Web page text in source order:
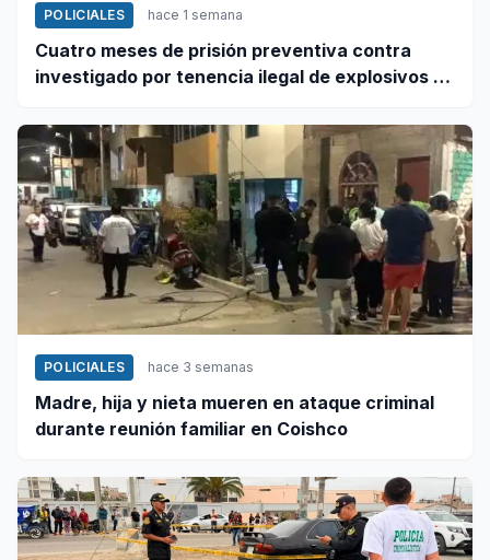
POLICIALES hace 1 semana
Cuatro meses de prisión preventiva contra
investigado por tenencia ilegal de explosivos en
POLICIALES hace 3 semanas
Madre, hija y nieta mueren en ataque criminal
durante reunión familiar en Coishco